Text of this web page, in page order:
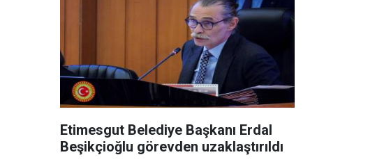
Etimesgut Belediye Başkanı Erdal
Beşikçioğlu görevden uzaklaştırıldı